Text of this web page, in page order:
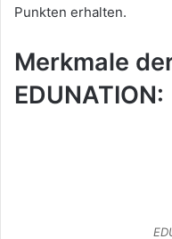
Punkten erhalten.
Merkmale
EDUNATION: